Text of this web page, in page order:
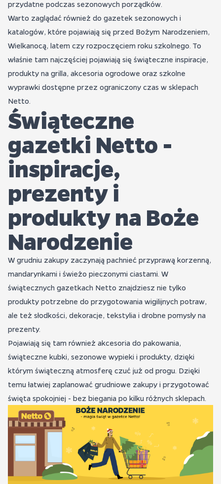
przydatne podczas sezonowych porządków.
Warto zaglądać również do gazetek sezonowych i
katalogów, które pojawiają się przed Bożym Narodzeniem,
Wielkanocą, latem czy rozpoczęciem roku szkolnego. To
właśnie tam najczęściej pojawiają się świąteczne inspiracje,
produkty na grilla, akcesoria ogrodowe oraz szkolne
wyprawki dostępne przez ograniczony czas w sklepach
Netto.
Świąteczne
gazetki Netto -
inspiracje,
prezenty i
produkty na Boże
Narodzenie
W grudniu zakupy zaczynają pachnieć przyprawą korzenną,
mandarynkami i świeżo pieczonymi ciastami. W
świątecznych gazetkach Netto znajdziesz nie tylko
produkty potrzebne do przygotowania wigilijnych potraw,
ale też słodkości, dekoracje, tekstylia i drobne pomysły na
prezenty.
Pojawiają się tam również akcesoria do pakowania,
świąteczne kubki, sezonowe wypieki i produkty, dzięki
którym świąteczną atmosferę czuć już od progu. Dzięki
temu łatwiej zaplanować grudniowe zakupy i przygotować
święta spokojniej - bez biegania po kilku różnych sklepach.